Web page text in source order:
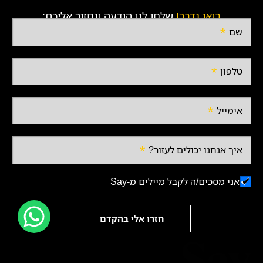
בואו נדבר!שלחו לנו הודעה ונחזור אליכם:
שם
טלפון
אימייל
איך אנחנו יכולים לעזור?
אני מסכים/ה לקבל מיילים מ-Say
חזרו אלי בהקדם